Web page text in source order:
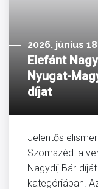
2026. június
Elefánt
Nyugat-
díjat
Jelentős
Szomszéd: a
Nagydíj Bár-
kategóriában.